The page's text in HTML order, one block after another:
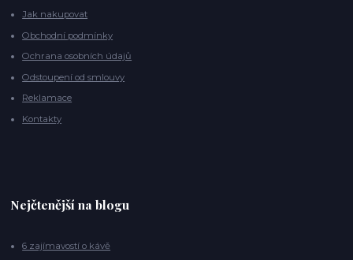
Jak nakupovat
Obchodní podmínky
Ochrana osobních údajů
Odstoupení od smlouvy
Reklamace
Kontakty
Nejčtenější na blogu
6 zajímavostí o kávě